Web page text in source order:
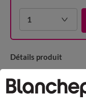
1
Détails produit
Conseils entretien